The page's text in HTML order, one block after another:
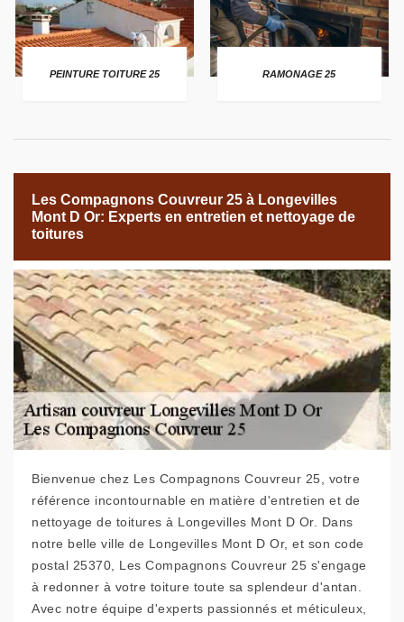
PEINTURE TOITURE 25 RAMONAGE 25
Les Compagnons Couvreur 25 à Longevilles
Mont D Or: Experts en entretien et nettoyage de
toitures
Bienvenue chez Les Compagnons Couvreur 25, votre
référence incontournable en matière d'entretien et de
nettoyage de toitures à Longevilles Mont D Or. Dans
notre belle ville de Longevilles Mont D Or, et son code
postal 25370, Les Compagnons Couvreur 25 s'engage
à redonner à votre toiture toute sa splendeur d'antan.
Avec notre équipe d'experts passionnés et méticuleux,